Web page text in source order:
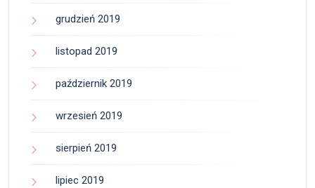
grudzień 2019
listopad 2019
październik 2019
wrzesień 2019
sierpień 2019
lipiec 2019